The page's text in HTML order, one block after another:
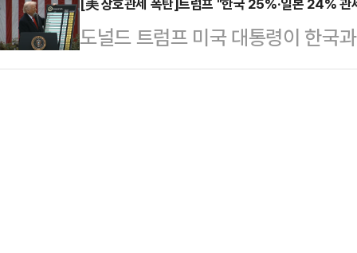
100% RDD 방식 ARS로 '윤 대통
내려야 한다고 생각하느냐'를 물은
용해야…
35.5%를 얻으며 여야 유력 정치인
했다.데일리안이 여론조사 전문기
부터 4월 1일까지 100% 무선
도널드 트럼프 미국 대통령이 한국
각각 25%와 24%의 상호관세를